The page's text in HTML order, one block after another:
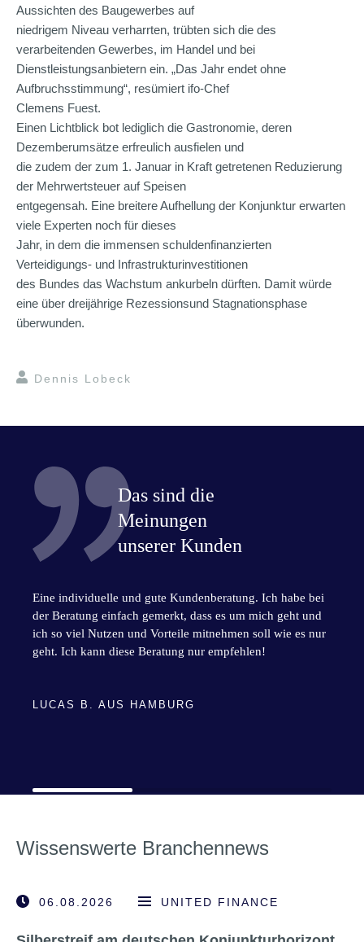
Aussichten des Baugewerbes auf
niedrigem Niveau verharrten, trübten sich die des
verarbeitenden Gewerbes, im Handel und bei
Dienstleistungsanbietern ein. „Das Jahr endet ohne
Aufbruchsstimmung“, resümiert ifo-Chef
Clemens Fuest.
Einen Lichtblick bot lediglich die Gastronomie, deren
Dezemberumsätze erfreulich ausfielen und
die zudem der zum 1. Januar in Kraft getretenen Reduzierung
der Mehrwertsteuer auf Speisen
entgegensah. Eine breitere Aufhellung der Konjunktur erwarten
viele Experten noch für dieses
Jahr, in dem die immensen schuldenfinanzierten
Verteidigungs- und Infrastrukturinvestitionen
des Bundes das Wachstum ankurbeln dürften. Damit würde
eine über dreijährige Rezessionsund Stagnationsphase
überwunden.
Dennis Lobeck
Das sind die
Meinungen
unserer Kunden
Eine individuelle und gute Kundenberatung. Ich habe bei
der Beratung einfach gemerkt, dass es um mich geht und
ich so viel Nutzen und Vorteile mitnehmen soll wie es nur
geht. Ich kann diese Beratung nur empfehlen!
LUCAS B. AUS HAMBURG
Wissenswerte Branchennews
06.08.2026 UNITED FINANCE